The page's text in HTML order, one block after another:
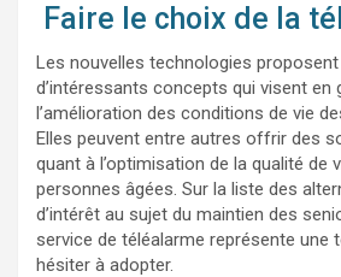
Faire le choix de la
Les nouvelles technologies
d’intéressants concepts qui visent en
l’amélioration des conditions de vie
Elles peuvent entre autres offrir des
quant à l’optimisation de la qualité de
personnes âgées. Sur la liste des
d’intérêt au sujet du maintien des
service de téléalarme représente une
hésiter à adopter.